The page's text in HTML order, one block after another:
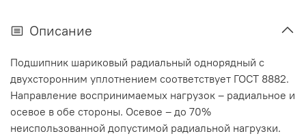
Описание
Подшипник шариковый радиальный однорядный с
двухсторонним уплотнением соответствует ГОСТ 8882.
Направление воспринимаемых нагрузок – радиальное и
осевое в обе стороны. Осевое – до 70%
неиспользованной допустимой радиальной нагрузки.